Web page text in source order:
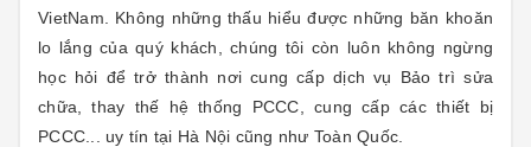
VietNam. Không những thấu hiểu được những băn khoăn
lo lắng của quý khách, chúng tôi còn luôn không ngừng
học hỏi để trở thành nơi cung cấp dịch vụ Bảo trì sửa
chữa, thay thế hệ thống PCCC, cung cấp các thiết bị
PCCC... uy tín tại Hà Nội cũng như Toàn Quốc.